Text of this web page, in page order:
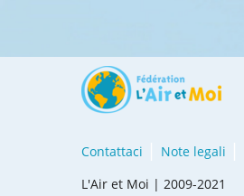
Contattaci Note legali
L'Air et Moi | 2009-2021